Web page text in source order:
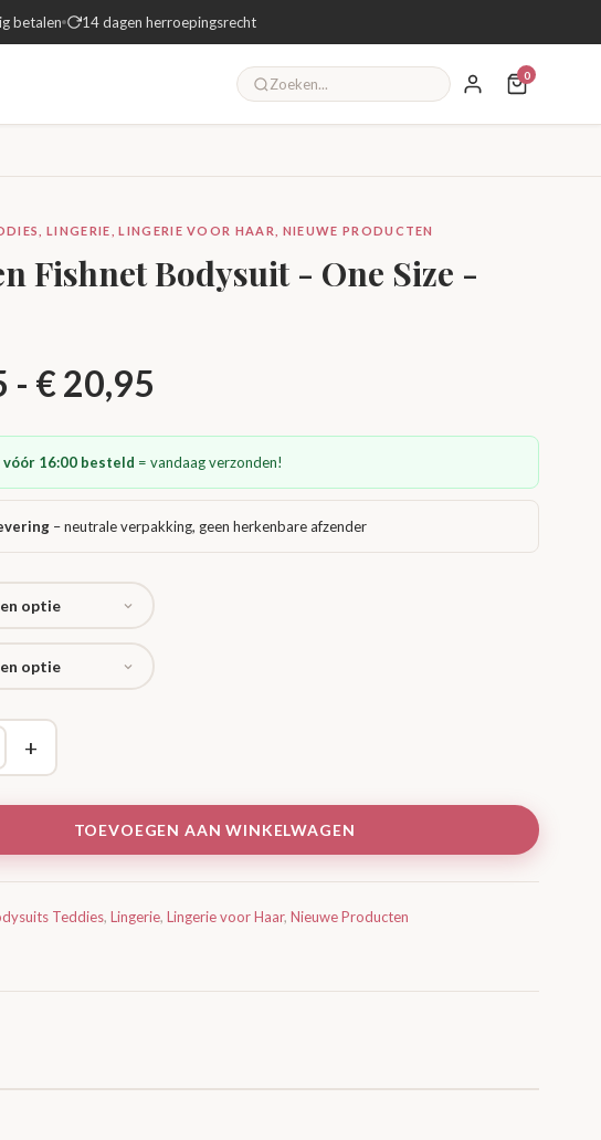
betalen 14 dagen herroepingsrecht
0
LINGERIE, LINGERIE VOOR HAAR, NIEUWE PRODUCTEN
Fishnet Bodysuit - One Size -
- €20,95
€ 18,95
tot
€ 20,95
vóór 16:00 besteld = vandaag verzonden!
– neutrale verpakking, geen herkenbare afzender
+
TOEVOEGEN AAN WINKELWAGEN
Teddies, Lingerie, Lingerie voor Haar, Nieuwe Producten